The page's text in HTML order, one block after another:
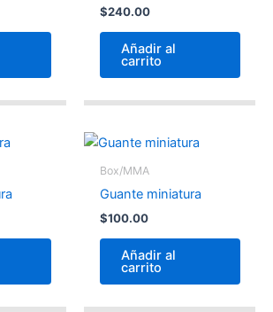
$240.00
Añadir al
carrito
Box/MMA
Guante miniatura
$100.00
Añadir al
carrito